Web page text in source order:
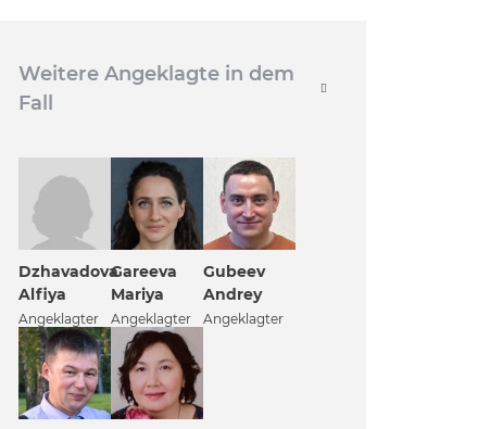
Weitere Angeklagte in dem
Fall
Dzhavadova
Alfiya
Angeklagter
Gareeva
Mariya
Angeklagter
Gubeev
Andrey
Angeklagter